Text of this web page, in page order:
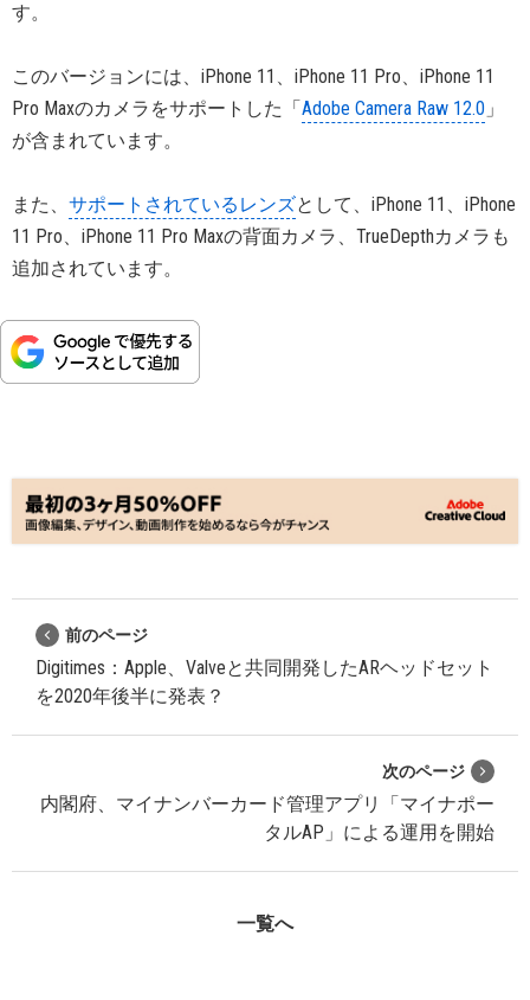
す。
このバージョンには、iPhone 11、iPhone 11 Pro、iPhone 11
Pro Maxのカメラをサポートした「Adobe Camera Raw 12.0 」
が含まれています。
また、 サポートされているレンズとして、iPhone 11、iPhone
11 Pro、iPhone 11 Pro Maxの背面カメラ、TrueDepthカメラも
追加されています。
前のページ
Digitimes：Apple、Valveと共同開発したARヘッドセット
を2020年後半に発表？
次のページ
内閣府、マイナンバーカード管理アプリ「マイナポー
タルAP」による運用を開始
一覧へ